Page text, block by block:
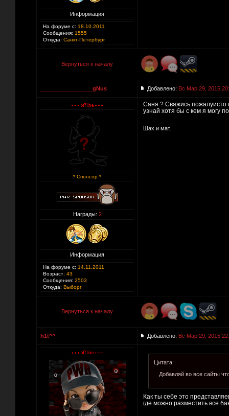
Информация
На форуме с: 18.10.2011
Сообщения: 1555
Откуда: Санкт-Петербург
Вернуться к началу
_________________gNus Добавлено: Вс Мар 29, 2015
* Спонсор *
Награды: 2
Информация
На форуме с: 14.11.2011
Возраст: 43
Сообщения: 2503
Откуда: Выборг
Саня ? Свяжись пожалуисто
узнай хотя бы с кем я могу
Шах и мат.
Вернуться к началу
h1t^^ Добавлено: Вс Мар 29, 2015
Цитата:
Добавляй во все сайты
Как ты себе это
где можно разместить все